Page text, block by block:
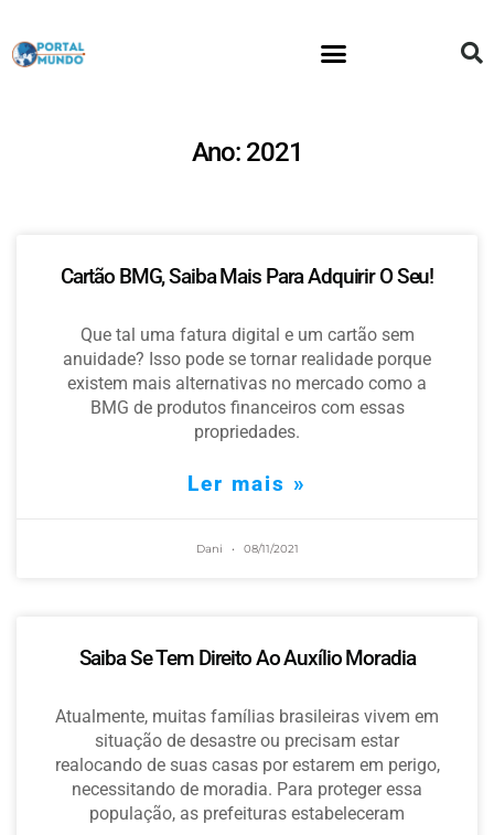
Ano: 2021
Cartão BMG, Saiba Mais Para Adquirir O Seu!
Que tal uma fatura digital e um cartão sem
anuidade? Isso pode se tornar realidade porque
existem mais alternativas no mercado como a
BMG de produtos financeiros com essas
propriedades.
Ler mais »
Dani 08/11/2021
Saiba Se Tem Direito Ao Auxílio Moradia
Atualmente, muitas famílias brasileiras vivem em
situação de desastre ou precisam estar
realocando de suas casas por estarem em perigo,
necessitando de moradia. Para proteger essa
população, as prefeituras estabeleceram